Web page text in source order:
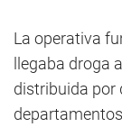
La operativa
llegaba droga
distribuida por